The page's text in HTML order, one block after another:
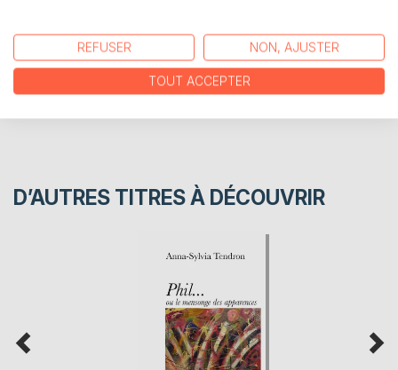
CRITIQUES PRESSE
D’AUTRES TITRES À DÉCOUVRIR
REFUSER NON, AJUSTER
TOUT ACCEPTER